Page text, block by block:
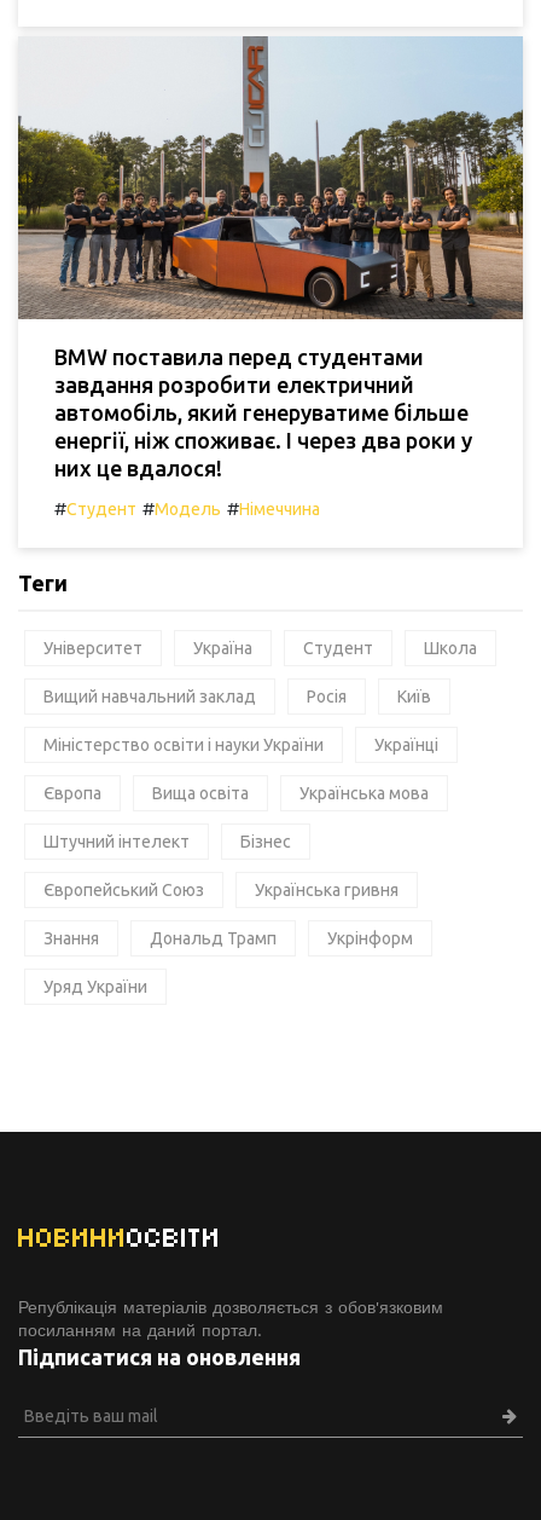
BMW поставила перед студентами
завдання розробити електричний
автомобіль, який генеруватиме більше
енергії, ніж споживає. І через два роки у
них це вдалося!
#Студент #Модель #Німеччина
Теги
Університет Україна Студент Школа
Вищий навчальний заклад Росія Київ
Міністерство освіти і науки України Українці
Європа Вища освіта Українська мова
Штучний інтелект Бізнес
Європейський Союз Українська гривня
Знання Дональд Трамп Укрінформ
Уряд України
НОВИНИОСВІТИ
Републікація матеріалів дозволяється з обов'язковим
посиланням на даний портал.
Підписатися на оновлення